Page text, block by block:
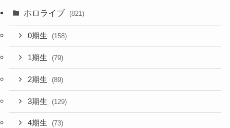
ホロライブ (821)
0期生 (158)
1期生 (79)
2期生 (89)
3期生 (129)
4期生 (73)